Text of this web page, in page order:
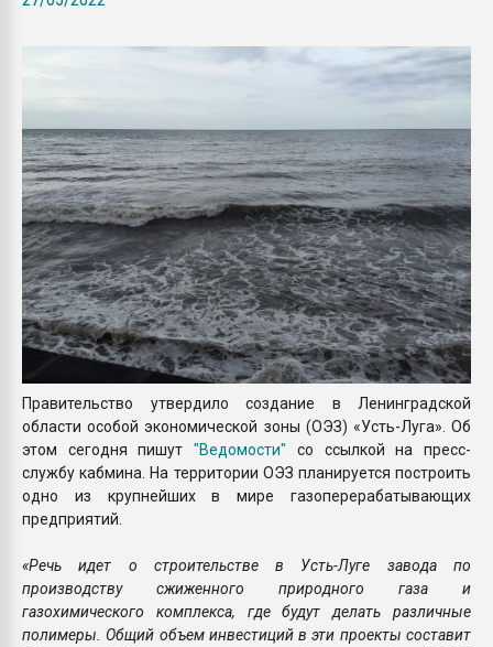
Правительство утвердило создание в Ленинградской
области особой экономической зоны (ОЭЗ) «Усть-Луга». Об
этом сегодня пишут"Ведомости" со ссылкой на пресс-
службу кабмина. На территории ОЭЗ планируется построить
одно из крупнейших в мире газоперерабатывающих
предприятий.
«Речь идет о строительстве в Усть-Луге завода по
производству сжиженного природного газа и
газохимического комплекса, где будут делать различные
полимеры. Общий объем инвестиций в эти проекты составит